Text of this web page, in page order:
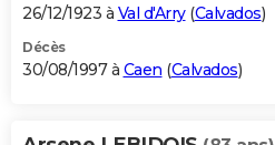
26/12/1923 à Val d'Arry(Calvados)
Décès
30/08/1997 à Caen (Calvados)